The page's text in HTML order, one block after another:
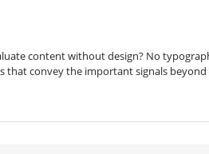
content without design? No
that convey the important signals